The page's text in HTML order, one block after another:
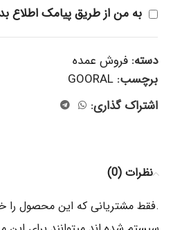
به من از طریق پیامک اطلاع
دسته: فروش عمده
برچسب: GOORAL
اشتراک گذاری:
نظرات (0)
.فقط مشتریانی که این محصول را